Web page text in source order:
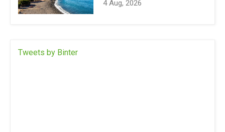
4 Aug, 2026
Tweets by Binter